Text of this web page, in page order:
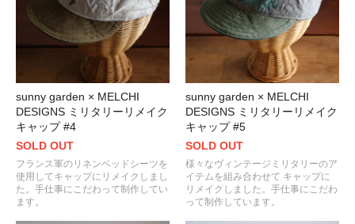
sunny garden × MELCHI
DESIGNS ミリタリーリメイク
キャップ #4
SOLD OUT
フランス軍のリネンベッドシーツを
使用してキャップにリメイクしまし
た。手仕事にこだわって制作してい
ます。
sunny garden × MELCHI
DESIGNS ミリタリーリメイク
キャップ #5
SOLD OUT
様々なヴィンテージミリタリーのア
イテムを組み合わせて キャップに
リメイクしました。手仕事にこだわ
って制作しています。